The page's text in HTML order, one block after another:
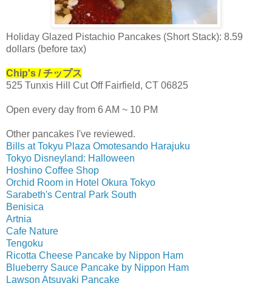
Holiday Glazed Pistachio Pancakes (Short Stack): 8.59
dollars (before tax)
Chip's / チップス
525 Tunxis Hill Cut Off Fairfield, CT 06825
Open every day from 6 AM ~ 10 PM
Other pancakes I've reviewed.
Bills at Tokyu Plaza Omotesando Harajuku
Tokyo Disneyland: Halloween
Hoshino Coffee Shop
Orchid Room in Hotel Okura Tokyo
Sarabeth's Central Park South
Benisica
Artnia
Cafe Nature
Tengoku
Ricotta Cheese Pancake by Nippon Ham
Blueberry Sauce Pancake by Nippon Ham
Lawson Atsuyaki Pancake